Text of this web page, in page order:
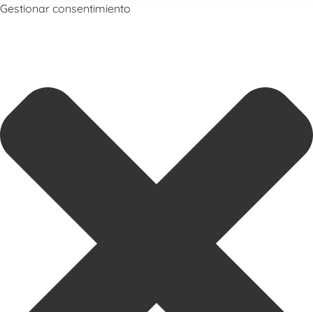
Gestionar consentimiento